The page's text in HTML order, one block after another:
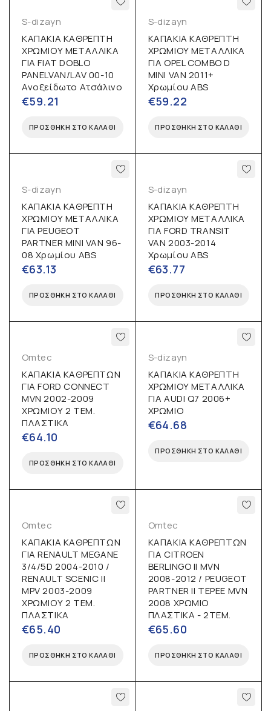
S-dizayn
ΚΑΠΑΚΙΑ ΚΑΘΡΕΠΤΗ
ΧΡΩΜΙΟΥ ΜΕΤΑΛΛΙΚΑ
ΓΙΑ FIAT DOBLO
PANELVAN/LAV 00-10
Ανοξείδωτο Ατσάλινο
€59.21
ΠΡΟΣΘΉΚΗ ΣΤΟ ΚΑΛΆΘΙ
S-dizayn
ΚΑΠΑΚΙΑ ΚΑΘΡΕΠΤΗ
ΧΡΩΜΙΟΥ ΜΕΤΑΛΛΙΚΑ
ΓΙΑ OPEL COMBO D
MINI VAN 2011+
Χρωμίου ABS
€59.22
ΠΡΟΣΘΉΚΗ ΣΤΟ ΚΑΛΆΘΙ
S-dizayn
ΚΑΠΑΚΙΑ ΚΑΘΡΕΠΤΗ
ΧΡΩΜΙΟΥ ΜΕΤΑΛΛΙΚΑ
ΓΙΑ PEUGEOT
PARTNER MINI VAN 96-
08 Χρωμίου ABS
€63.13
ΠΡΟΣΘΉΚΗ ΣΤΟ ΚΑΛΆΘΙ
S-dizayn
ΚΑΠΑΚΙΑ ΚΑΘΡΕΠΤΗ
ΧΡΩΜΙΟΥ ΜΕΤΑΛΛΙΚΑ
ΓΙΑ FORD TRANSIT
VAN 2003-2014
Χρωμίου ABS
€63.77
ΠΡΟΣΘΉΚΗ ΣΤΟ ΚΑΛΆΘΙ
Omtec
ΚΑΠΑΚΙΑ ΚΑΘΡΕΠΤΩΝ
ΓΙΑ FORD CONNECT
MVN 2002-2009
ΧΡΩΜΙΟΥ 2 ΤΕΜ.
ΠΛΑΣΤΙΚΑ
€64.10
ΠΡΟΣΘΉΚΗ ΣΤΟ ΚΑΛΆΘΙ
S-dizayn
ΚΑΠΑΚΙΑ ΚΑΘΡΕΠΤΗ
ΧΡΩΜΙΟΥ ΜΕΤΑΛΛΙΚΑ
ΓΙΑ AUDI Q7 2006+
ΧΡΩΜΙΟ
€64.68
ΠΡΟΣΘΉΚΗ ΣΤΟ ΚΑΛΆΘΙ
Omtec
ΚΑΠΑΚΙΑ ΚΑΘΡΕΠΤΩΝ
ΓΙΑ RENAULT MEGANE
3/4/5D 2004-2010 /
RENAULT SCENIC II
MPV 2003-2009
ΧΡΩΜΙΟΥ 2 ΤΕΜ.
ΠΛΑΣΤΙΚΑ
€65.40
ΠΡΟΣΘΉΚΗ ΣΤΟ ΚΑΛΆΘΙ
Omtec
ΚΑΠΑΚΙΑ ΚΑΘΡΕΠΤΩΝ
ΓΙΑ CITROEN
BERLINGO II MVN
2008-2012 / PEUGEOT
PARTNER II TEPEE MVN
2008 ΧΡΩΜΙΟ
ΠΛΑΣΤΙΚΑ - 2ΤΕΜ.
€65.60
ΠΡΟΣΘΉΚΗ ΣΤΟ ΚΑΛΆΘΙ